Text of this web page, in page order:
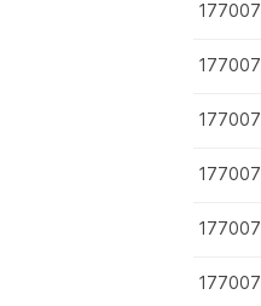
177007
177007
177007
177007
177007
177007